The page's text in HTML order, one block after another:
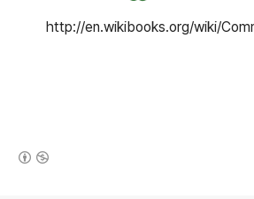
http://en.wikibooks.org/wiki/